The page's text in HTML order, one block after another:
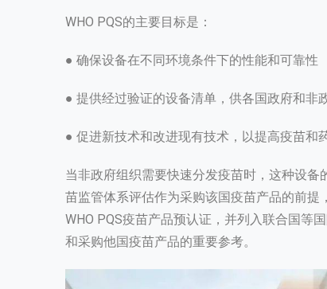
WHO PQS的主要目标是：
● 确保设备在不同环境条件下的性能和可靠性
● 提供经过验证的设备清单，供各国政府和非
● 促进新技术和改进现有技术，以提高疫苗和
当非政府组织需要快速分发疫苗时，这种设
苗监管体系评估作为采购该国疫苗产品的前
WHO PQS疫苗产品预认证，并列入联合国等
和采购他国疫苗产品的重要参考。